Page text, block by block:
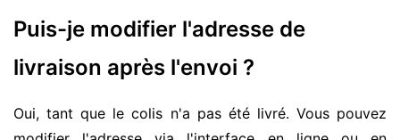
Puis-je modifier l'adresse de
livraison après l'envoi ?
Oui, tant que le colis n'a pas été livré. Vous pouvez